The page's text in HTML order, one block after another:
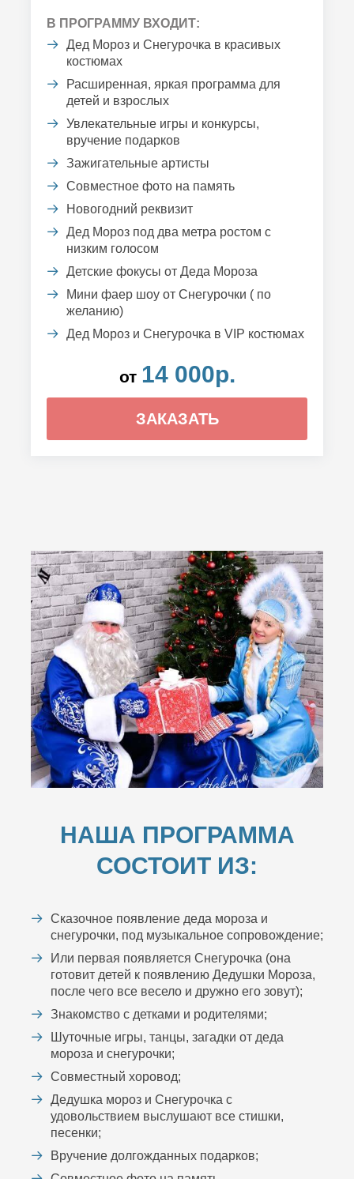
В ПРОГРАММУ ВХОДИТ:
Дед Мороз и Снегурочка в красивых
костюмах
Расширенная, яркая программа для
детей и взрослых
Увлекательные игры и конкурсы,
вручение подарков
Зажигательные артисты
Совместное фото на память
Новогодний реквизит
Дед Мороз под два метра ростом с
низким голосом
Детские фокусы от Деда Мороза
Мини фаер шоу от Снегурочки ( по
желанию)
Дед Мороз и Снегурочка в VIP костюмах
от 14 000р.
ЗАКАЗАТЬ
НАША ПРОГРАММА
СОСТОИТ ИЗ:
Сказочное появление деда мороза и
снегурочки, под музыкальное сопровождение;
Или первая появляется Снегурочка (она
готовит детей к появлению Дедушки Мороза,
после чего все весело и дружно его зовут);
Знакомство с детками и родителями;
Шуточные игры, танцы, загадки от деда
мороза и снегурочки;
Совместный хоровод;
Дедушка мороз и Снегурочка с
удовольствием выслушают все стишки,
песенки;
Вручение долгожданных подарков;